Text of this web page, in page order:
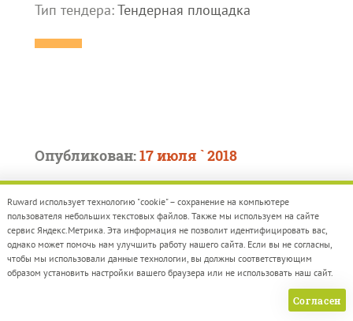
Тип тендера:Тендерная площадка
Опубликован:17 июля ` 2018
Окончание:08 августа `2018
Бюджет:999 600,00
АВТОНОМНОЕ УЧРЕЖДЕНИЕ
АВТОНОМНОГО ОКРУГА - ЮГРЫ
Ruward использует технологию "cookie" – сохранение на компьютере
пользователя небольших текстовых файлов. Также мы используем на сайте
сервис Яндекс.Метрика. Эта информация не позволит идентифицировать вас,
однако может помочь нам улучшить работу нашего сайта. Если вы не согласны,
чтобы мы использовали данные технологии, вы должны соответствующим
образом установить настройки вашего браузера или не использовать наш сайт.
Согласен